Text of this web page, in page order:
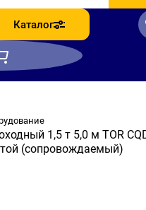
Каталог
1,5 т 5,0 м TOR
(сопровождаемый)